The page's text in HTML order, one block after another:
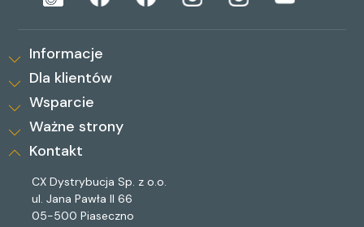
Informacje
Dla klientów
Wsparcie
Ważne strony
Kontakt
CX Dystrybucja Sp. z o.o.
ul. Jana Pawła II 66
05-500 Piaseczno